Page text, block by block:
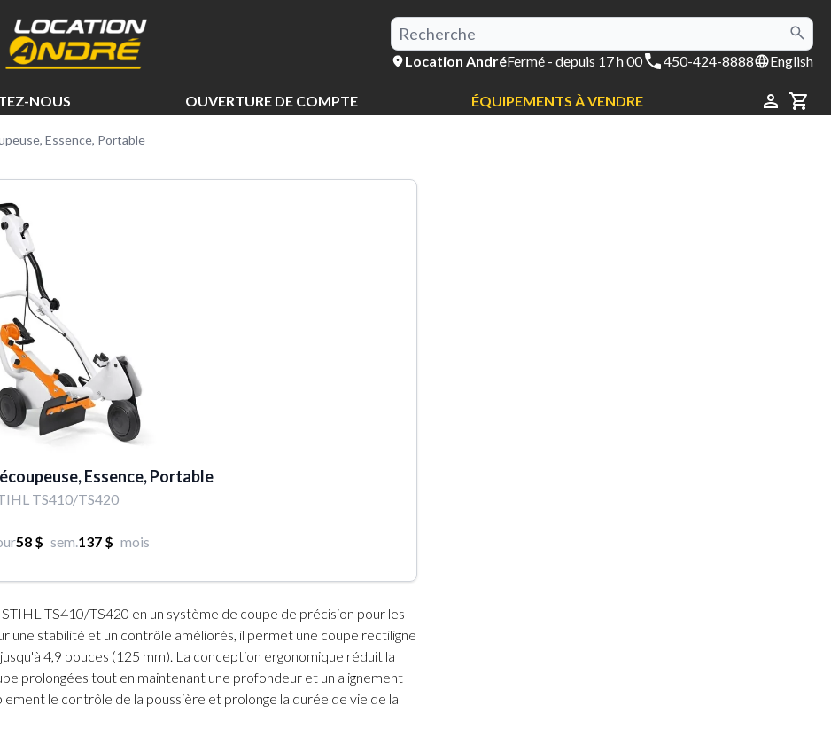
Location AndréFermé - depuis 17 h 00 450-424-8888 English
NOUS OUVERTURE DE COMPTE ÉQUIPEMENTS À VENDRE
Essence, Portable
Essence, Portable
TS410/TS420
58 $ sem.137 $ mois
TS410/TS420 en un système de coupe de précision pour les
une stabilité et un contrôle améliorés, il permet une coupe rectiligne
4,9 pouces (125 mm). La conception ergonomique réduit la
prolongées tout en maintenant une profondeur et un alignement
le contrôle de la poussière et prolonge la durée de vie de la